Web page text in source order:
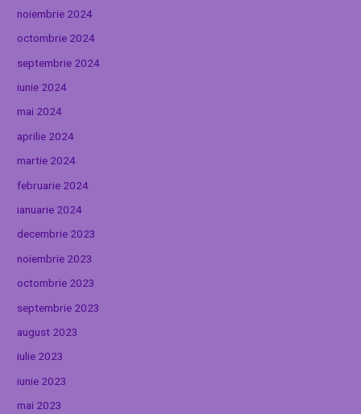
noiembrie 2024
octombrie 2024
septembrie 2024
iunie 2024
mai 2024
aprilie 2024
martie 2024
februarie 2024
ianuarie 2024
decembrie 2023
noiembrie 2023
octombrie 2023
septembrie 2023
august 2023
iulie 2023
iunie 2023
mai 2023